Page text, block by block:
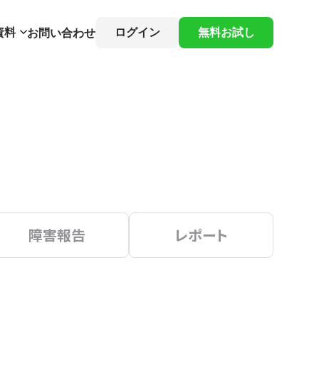
料 お問い合わせ ログイン 無料お試し
障害報告 レポート